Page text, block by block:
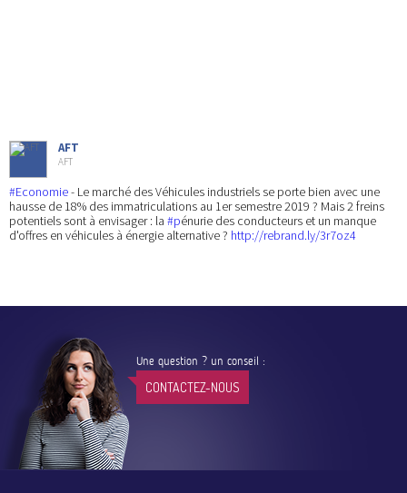
AFT
AFT
#Economie- Le marché des Véhicules industriels se porte bien avec une
hausse de 18% des immatriculations au 1er semestre 2019 ? Mais 2 freins
potentiels sont à envisager : la #pénurie des conducteurs et un manque
d'offres en véhicules à énergie alternative ? http://rebrand.ly/3r7oz4
Une question ? un conseil :
CONTACTEZ-NOUS